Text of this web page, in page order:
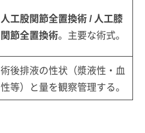
人工股関節全置換術 / 人工膝
関節全置換術。主要な術式。
術後排液の性状（漿液性・血
性等）と量を観察管理する。